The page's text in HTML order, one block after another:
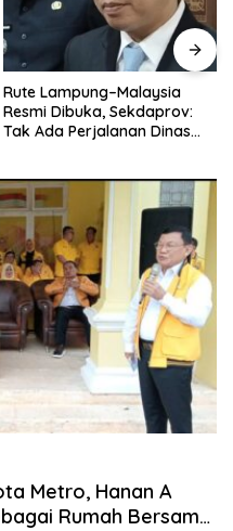
Rute Lampung–Malaysia
Resmi Dibuka, Sekdaprov:
Tak Ada Perjalanan Dinas
Metro, Hanan A
Rumah Bersama